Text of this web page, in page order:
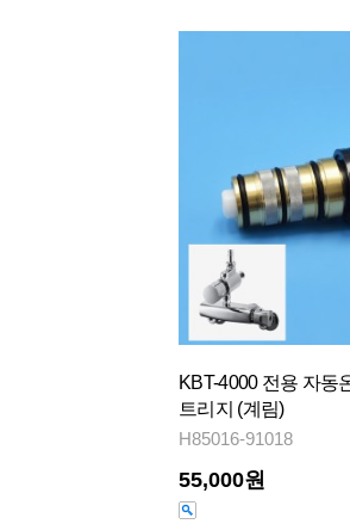
KBT-4000 전용 자동
트리지 (계림)
H85016-91018
55,000원